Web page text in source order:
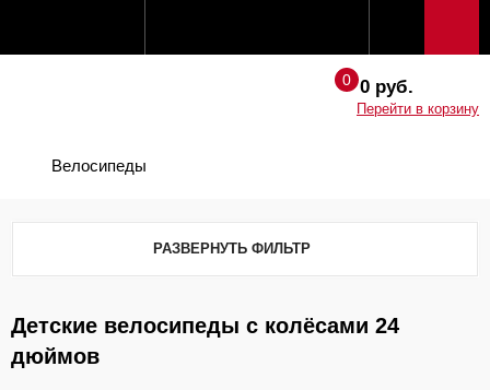
0 руб.
Перейти в корзину
Велосипеды
РАЗВЕРНУТЬ ФИЛЬТР
Детские велосипеды с колёсами 24
дюймов